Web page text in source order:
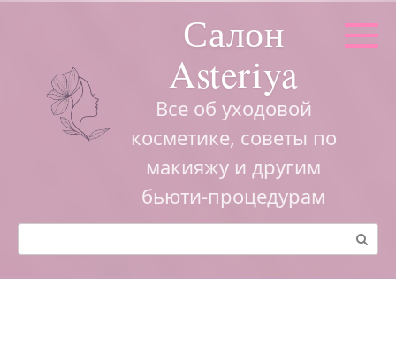
Салон
Asteriya
Все об уходовой
косметике, советы по
макияжу и другим
бьюти-процедурам
Поиск: